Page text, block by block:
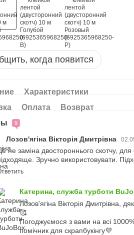
когда появится
Характеристики
Оплата
Возврат
9
Лозов'ягіна Вікторія Дмитрівна
не заміна двостороннього скотчу,
Зручно використовувати.
Катерина, служба турботи
Лозов'ягіна Вікторія Дмитрівна,
🥰
Погоджуємося з вами на всі
помічник для скрапбукінгу💜